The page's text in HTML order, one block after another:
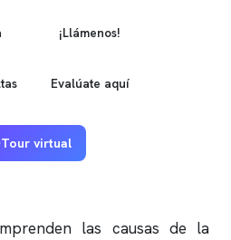
¡Llámenos!
Evalúate aquí
Tour virtual
las causas de la